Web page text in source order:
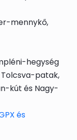
mennykő,
hegység
patak,
kút és Nagy-
és